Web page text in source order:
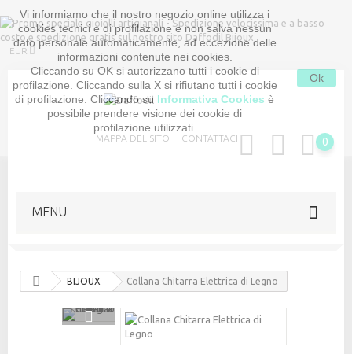
EUR
MENU
0
CONTATTACI
MAPPA DEL SITO
BIJOUX Collana Chitarra Elettrica di Legno
Vi informiamo che il nostro negozio online utilizza i
cookies tecnici e di profilazione e non salva nessun
dato personale automaticamente, ad eccezione delle
informazioni contenute nei cookies.
Cliccando su OK si autorizzano tutti i cookie di
profilazione. Cliccando sulla X si rifiutano tutti i cookie
di profilazione. Cliccando su Informativa Cookies è
possibile prendere visione dei cookie di
profilazione utilizzati.
Ok